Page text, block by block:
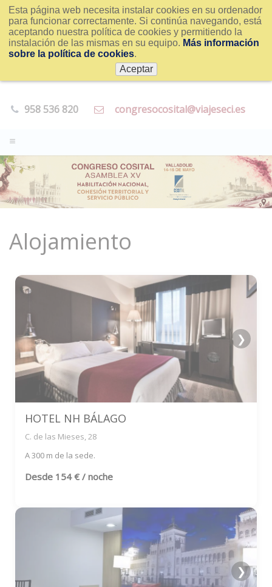
Esta página web necesita instalar cookies en su ordenador
para funcionar correctamente. Si continúa navegando, está
aceptando nuestra política de cookies y permitiendo la
instalación de las mismas en su equipo. Más información
sobre la política de cookies.
Aceptar
958 536 820 congresocosital@viajeseci.es
Alojamiento
❯
HOTEL NH BÁLAGO
C. de las Mieses, 28
A 300 m de la sede.
Desde 154 € / noche
❯